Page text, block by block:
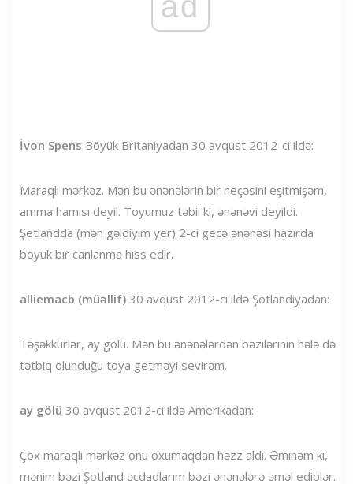
İvon Spens Böyük Britaniyadan 30 avqust 2012-ci ildə:
Maraqlı mərkəz. Mən bu ənənələrin bir neçəsini eşitmişəm,
amma hamısı deyil. Toyumuz təbii ki, ənənəvi deyildi.
Şetlandda (mən gəldiyim yer) 2-ci gecə ənənəsi hazırda
böyük bir canlanma hiss edir.
alliemacb (müəllif) 30 avqust 2012-ci ildə Şotlandiyadan:
Təşəkkürlər, ay gölü. Mən bu ənənələrdən bəzilərinin hələ də
tətbiq olunduğu toya getməyi sevirəm.
ay gölü 30 avqust 2012-ci ildə Amerikadan:
Çox maraqlı mərkəz onu oxumaqdan həzz aldı. Əminəm ki,
mənim bəzi Şotland əcdadlarım bəzi ənənələrə əməl ediblər.